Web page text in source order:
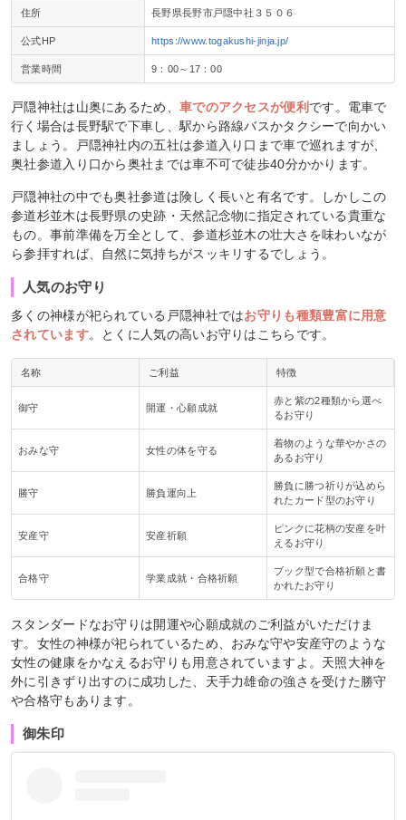
住所 長野県長野市戸隠中社３５０６
公式HP https://www.togakushi-jinja.jp/
営業時間 9：00～17：00
戸隠神社は山奥にあるため、 車でのアクセスが便利 です。電車で
行く場合は長野駅で下車し、駅から路線バスかタクシーで向かい
ましょう。戸隠神社内の五社は参道入り口まで車で巡れますが、
奥社参道入り口から奥社までは車不可で徒歩40分かかります。
戸隠神社の中でも奥社参道は険しく長いと有名です。しかしこの
参道杉並木は長野県の史跡・天然記念物に指定されている貴重な
もの。事前準備を万全として、参道杉並木の壮大さを味わいなが
ら参拝すれば、自然に気持ちがスッキリするでしょう。
人気のお守り
多くの神様が祀られている戸隠神社ではお守りも種類豊富に用意
されています。とくに人気の高いお守りはこちらです。
名称 ご利益 特徴
御守 開運・心願成就
赤と紫の2種類から選べ
るお守り
おみな守 女性の体を守る
着物のような華やかさの
あるお守り
勝守 勝負運向上
勝負に勝つ祈りが込めら
れたカード型のお守り
安産守 安産祈願
ピンクに花柄の安産を叶
えるお守り
合格守 学業成就・合格祈願
ブック型で合格祈願と書
かれたお守り
スタンダードなお守りは開運や心願成就のご利益がいただけま
す。女性の神様が祀られているため、おみな守や安産守のような
女性の健康をかなえるお守りも用意されていますよ。天照大神を
外に引きずり出すのに成功した、天手力雄命の強さを受けた勝守
や合格守もあります。
御朱印